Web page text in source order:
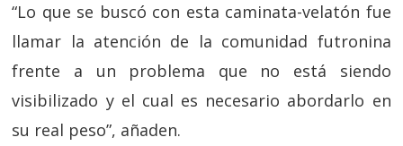
“Lo que se buscó con esta caminata-velatón fue
llamar la atención de la comunidad futronina
frente a un problema que no está siendo
visibilizado y el cual es necesario abordarlo en
su real peso”, añaden.